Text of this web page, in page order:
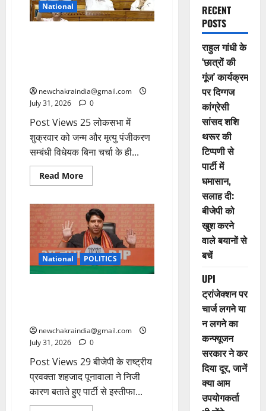
National
newchakraindia@gmail.com
July 31, 2026
0
Post Views 25 लोकसभा में
शुक्रवार को जन्म और मृत्यु पंजीकरण
सम्बंधी विधेयक बिना चर्चा के ही...
Read More
National POLITICS
newchakraindia@gmail.com
July 31, 2026
0
Post Views 29 बीजेपी के राष्ट्रीय
प्रवक्ता शहजाद पूनावाला ने निजी
कारण बताते हुए पार्टी से इस्तीफा...
RECENT
POSTS
राहुल गांधी के
‘छात्रों की
गूंज’ कार्यक्रम
पर दिग्गज
कांग्रेसी
सांसद शशि
थरूर की
टिप्पणी से
पार्टी में
घमासान,
सलाह दी:
बीजेपी को
खुश करने
वाले बयानों से
बचें
UPI
ट्रांजेक्शन पर
चार्ज लगने या
न लगने का
कन्फ्यूजन
सरकार ने कर
दिया दूर, जानें
क्या आम
उपयोगकर्ता